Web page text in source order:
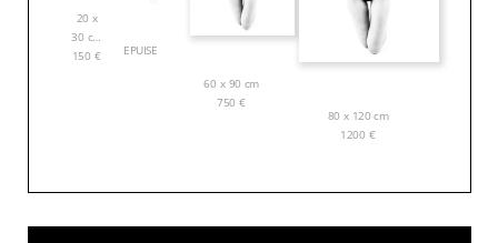
20 x
30 cm
150 € EPUISE
60 x 90 cm
750 €
80 x 120 cm
1200 €